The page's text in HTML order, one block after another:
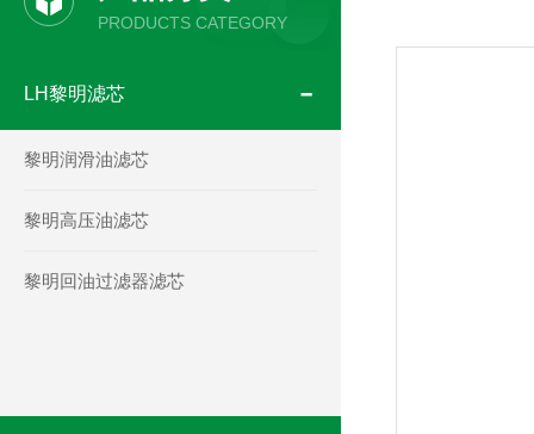
PRODUCTS CATEGORY
LH黎明滤芯
黎明润滑油滤芯
黎明高压油滤芯
黎明回油过滤器滤芯